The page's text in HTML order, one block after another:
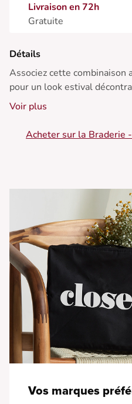
Livraison en 72h
Gratuite
Détails
Associez cette combinaison
pour un look estival
• Combinaison en denim
• Col chemise structuré
Voir plus
Acheter sur la Braderie
Vos marques